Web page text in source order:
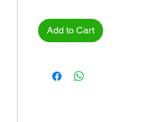
Add to Cart